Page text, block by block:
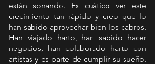
están sonando. Es cuático ver este
crecimiento tan rápido y creo que lo
han sabido aprovechar bien los cabros.
Han viajado harto, han sabido hacer
negocios, han colaborado harto con
artistas y es parte de cumplir su sueño.